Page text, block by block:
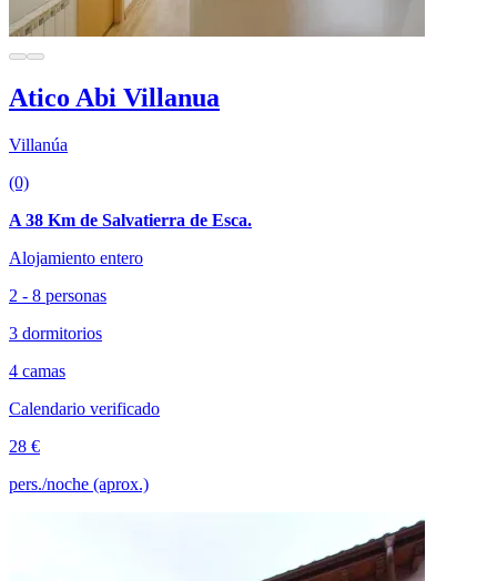
Atico Abi Villanua
Villanúa
(0)
A 38 Km de Salvatierra de Esca.
Alojamiento entero
2 - 8 personas
3 dormitorios
4 camas
Calendario verificado
28 €
pers./noche (aprox.)